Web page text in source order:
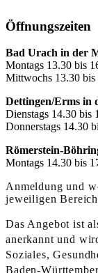
Öffnungszeiten
Bad Urach in der
Montags 13.30 bis
Mittwochs 13.30
Dettingen/Erms in
Dienstags 14.30 bis
Donnerstags 14.30
Römerstein-
Montags 14.30 bis
Anmeldung und
jeweiligen
Das Angebot ist
anerkannt und
Soziales,
Baden-